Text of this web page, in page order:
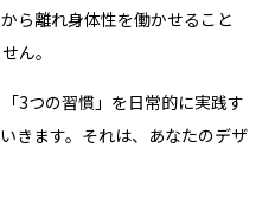
ら離れ身体性を働かせること
ん。
3つの習慣」を日常的に実践す
きます。それは、あなたのデザ